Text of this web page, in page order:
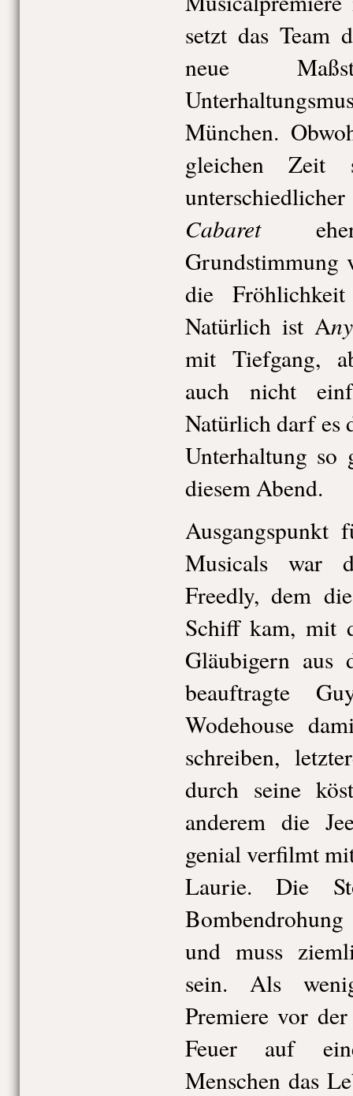
setzt das Team
neue
München.
gleichen Zeit
Cabareteher
Grundstimmung
die
Natürlich ist A
mit Tiefgang,
auch nicht
Natürlich darf es
Unterhaltung so
diesem Abend.
Ausgangspunkt
Musicals war
Freedly, dem
Schiff kam, mit
Gläubigern aus
beauftragte
Wodehouse
schreiben,
durch seine
anderem die
genial verfilmt
Laurie. Die
und muss
sein. Als
Premiere vor
Feuer auf
Menschen das